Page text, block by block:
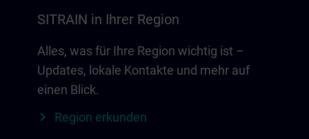
SITRAIN in Ihrer Region
Alles, was für Ihre Region wichtig ist –
Updates, lokale Kontakte und mehr auf
einen Blick.
Region erkunden